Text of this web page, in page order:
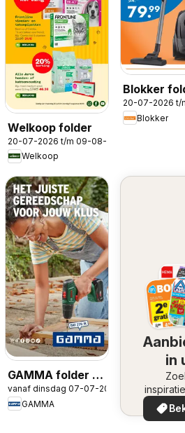
Welkoop folder
20-07-2026 t/m 09-08-2026
Welkoop
Blokker
20-07-2026 t/
Blokker
GAMMA folder -
Gereedschap
special
vanaf dinsdag 07-07-2026
GAMMA
in
de
in uw